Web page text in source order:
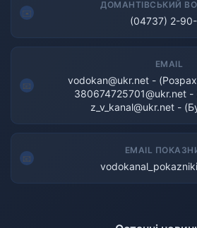
ДОМАНТІВСЬКИЙ
(04737) 2-
EMAIL
vodokan@ukr.net -
380674725701@ukr.net
z_v_kanal@ukr.net -
EMAIL